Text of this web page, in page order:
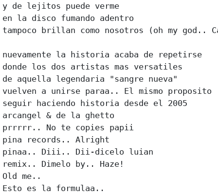
y de lejitos puede verme
en la disco fumando adentro
tampoco brillan como nosotros (oh my god..
nuevamente la historia acaba de repetirse
donde los dos artistas mas versatiles
de aquella legendaria "sangre nueva"
vuelven a unirse paraa.. El mismo proposito
seguir haciendo historia desde el 2005
arcangel & de la ghetto
prrrrr.. No te copies papii
pina records.. Alright
pinaa.. Diii.. Dii-dicelo luian
remix.. Dimelo by.. Haze!
Old me..